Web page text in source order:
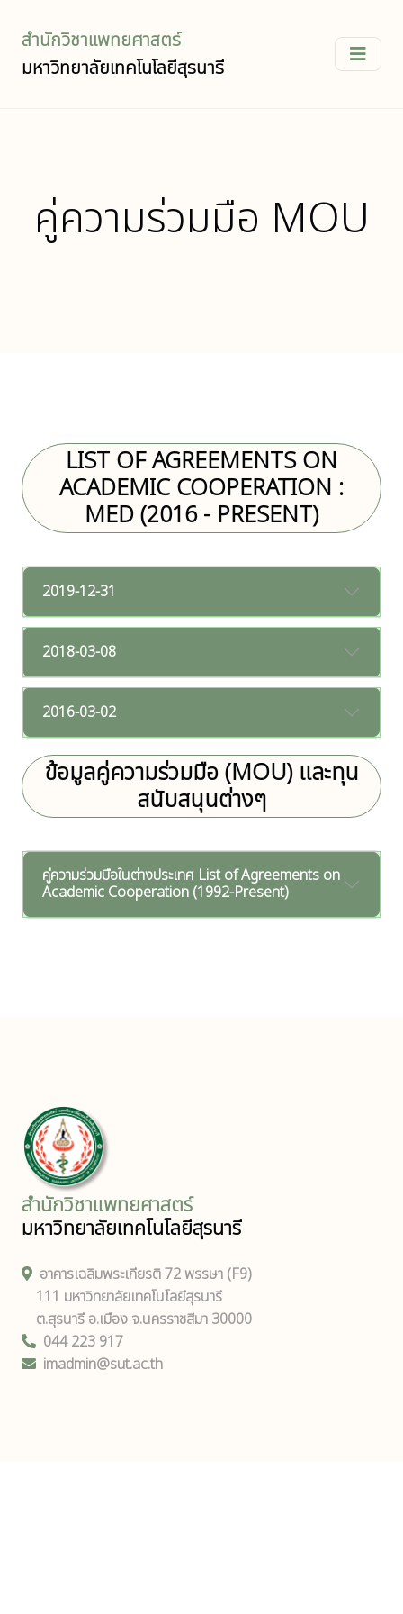
สำนักวิชาแพทยศาสตร์
มหาวิทยาลัยเทคโนโลยีสุรนารี
คู่ความร่วมมือ MOU
LIST OF AGREEMENTS ON
ACADEMIC COOPERATION :
MED (2016 - PRESENT)
2019-12-31
2018-03-08
2016-03-02
ข้อมูลคู่ความร่วมมือ (MOU) และทุน
สนับสนุนต่างๆ
คู่ความร่วมมือในต่างประเทศ List of Agreements on
Academic Cooperation (1992-Present)
สำนักวิชาแพทยศาสตร์
มหาวิทยาลัยเทคโนโลยีสุรนารี
อาคารเฉลิมพระเกียรติ 72 พรรษา (F9)
111 มหาวิทยาลัยเทคโนโลยีสุรนารี
ต.สุรนารี อ.เมือง จ.นครราชสีมา 30000
044 223 917
imadmin@sut.ac.th